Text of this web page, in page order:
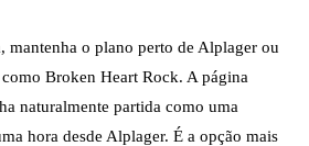
mantenha o plano perto de Alplager ou
Broken Heart Rock. A página
naturalmente partida como uma
hora desde Alplager. É a opção mais